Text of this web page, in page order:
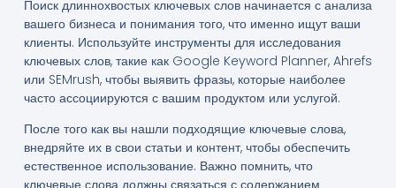
Поиск длиннохвостых ключевых слов начинается с анализа
вашего бизнеса и понимания того, что именно ищут ваши
клиенты. Используйте инструменты для исследования
ключевых слов, такие как Google Keyword Planner, Ahrefs
или SEMrush, чтобы выявить фразы, которые наиболее
часто ассоциируются с вашим продуктом или услугой.
После того как вы нашли подходящие ключевые слова,
внедряйте их в свои статьи и контент, чтобы обеспечить
естественное использование. Важно помнить, что
ключевые слова должны связаться с содержанием